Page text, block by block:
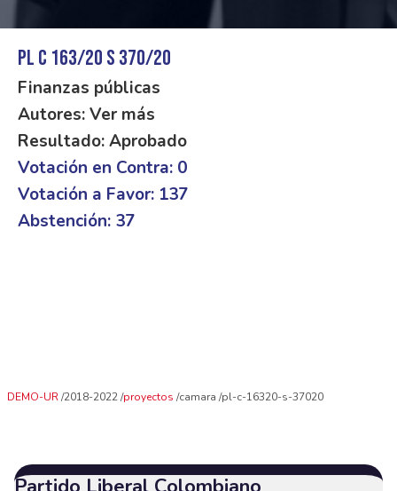
PL C 163/20 S 370/20
Finanzas públicas
Autores: Ver más
Resultado: Aprobado
Votación en Contra: 0
Votación a Favor: 137
Abstención: 37
DEMO-UR 2018-2022 proyectos camara pl-c-16320-s-37020